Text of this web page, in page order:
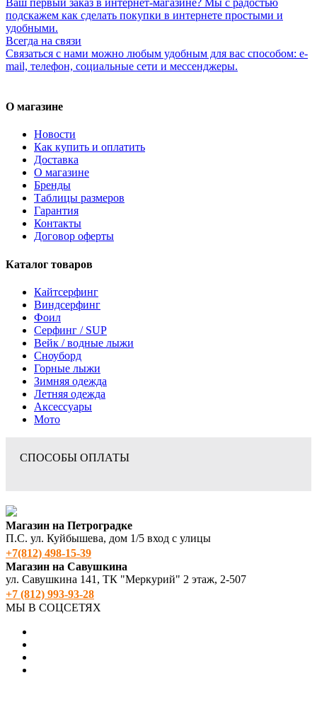
подскажем как сделать покупки в интернете простыми и
удобными.
Всегда на связи
Связаться с нами можно любым удобным для вас способом: e-
mail, телефон, социальные сети и мессенджеры.
О магазине
Новости
Как купить и оплатить
Доставка
О магазине
Бренды
Таблицы размеров
Гарантия
Контакты
Договор оферты
Каталог товаров
Кайтсерфинг
Виндсерфинг
Фоил
Серфинг / SUP
Вейк / водные лыжи
Сноуборд
Горные лыжи
Зимняя одежда
Летняя одежда
Аксессуары
Мото
СПОСОБЫ ОПЛАТЫ
Магазин на Петроградке
П.С. ул. Куйбышева, дом 1/5 вход с улицы
+7(812) 498‑15-39
Магазин на Савушкина
ул. Савушкина 141, ТК "Меркурий" 2 этаж, 2-507
+7 (812) 993-93-28
МЫ В СОЦСЕТЯХ